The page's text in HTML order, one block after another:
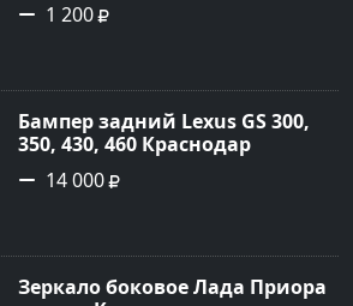
1 200
Бампер задний Lexus GS 300,
350, 430, 460 Краснодар
14 000
Зеркало боковое Лада Приора